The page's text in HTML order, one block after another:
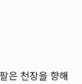
은 천장을 향해